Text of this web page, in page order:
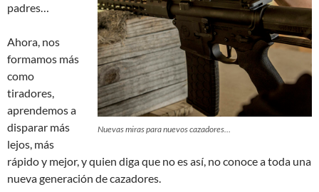
Nuevas miras para nuevos cazadores…
padres…
Ahora, nos
formamos más
como
tiradores,
aprendemos a
disparar más
lejos, más
rápido y mejor, y quien diga que no es así, no conoce a toda una
nueva generación de cazadores.